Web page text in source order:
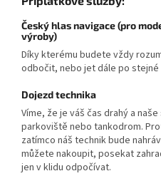
Český hlas navigace (pro
výroby)
Díky kterému budete vždy
odbočit, nebo jet dále po stejné
Dojezd technika
Víme, že je váš čas drahý a
parkoviště nebo tankodrom.
zatímco náš technik bude
můžete nakoupit, posekat
jen v klidu odpočívat.